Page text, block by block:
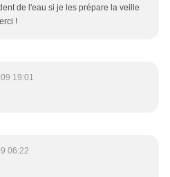
de l'eau si je les prépare la veille
!
19:01
06:22